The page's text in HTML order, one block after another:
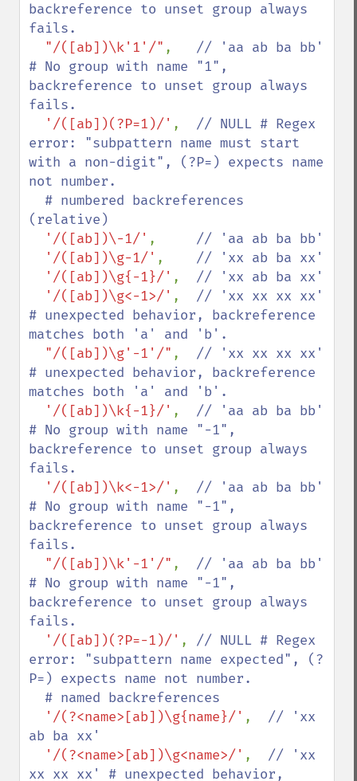
backreference to unset group always
fails.
"/([ab])\k'1'/" , // 'aa ab ba bb'
# No group with name "1",
backreference to unset group always
fails.
'/([ab])(?P=1)/' , // NULL # Regex
error: "subpattern name must start
with a non-digit", (?P=) expects name
not number.
(relative)
'/([ab])\-1/' , // 'aa ab ba bb'
'/([ab])\g-1/' , // 'xx ab ba xx'
'/([ab])\g{-1}/' , // 'xx ab ba xx'
'/([ab])\g<-1>/' , // 'xx xx xx xx'
# unexpected behavior, backreference
matches both 'a' and 'b'.
"/([ab])\g'-1'/" , // 'xx xx xx xx'
# unexpected behavior, backreference
matches both 'a' and 'b'.
'/([ab])\k{-1}/' , // 'aa ab ba bb'
# No group with name "-1",
backreference to unset group always
fails.
'/([ab])\k<-1>/' , // 'aa ab ba bb'
# No group with name "-1",
backreference to unset group always
fails.
"/([ab])\k'-1'/" , // 'aa ab ba bb'
# No group with name "-1",
backreference to unset group always
fails.
'/([ab])(?P=-1)/' , // NULL # Regex
error: "subpattern name expected", (?
P=) expects name not number.
'/(?<name>[ab])\g{name}/' , // 'xx
ab ba xx'
'/(?<name>[ab])\g<name>/' , // 'xx
xx xx xx' # unexpected behavior,